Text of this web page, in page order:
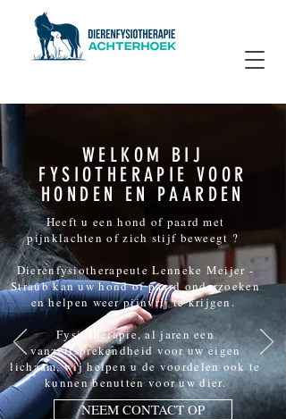
WELKOM BIJ
FYSIOTHERAPIE VOOR
HONDEN EN PAARDEN
Heeft u een hond of paard met
pijnklachten of zich stijf beweegt ?
Dierenfysiotherapeute Lenneke Meijer -
Straub kan uw hond of paard onderzoeken
en helpen weer pijnvrij te krijgen.
Fysiotherapie, al jaren een
vanzelfsprekendheid voor uw eigen
lichaam, wij helpen u de voordelen ook te
kunnen benutten voor uw dier.
NEEM CONTACT OP